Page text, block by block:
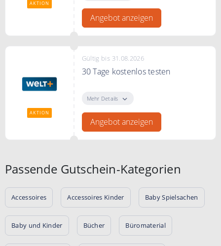
AKTION
Angebot anzeigen
AKTION
Gültig bis 31.08.2026
30 Tage kostenlos testen
gratis. Jederzeit kündbar.
Mehr Details
Angebot anzeigen
Passende Gutschein-Kategorien
Accessoires Accessoires Kinder Baby Spielsachen
Baby und Kinder Bücher Büromaterial